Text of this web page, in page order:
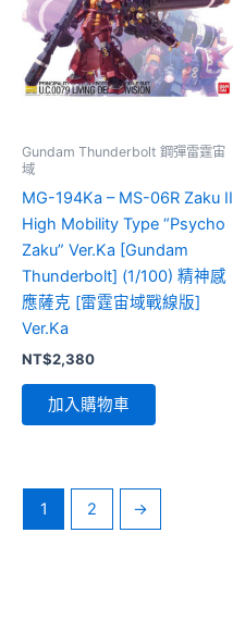
Gundam Thunderbolt 鋼彈雷霆宙
域
MG-194Ka – MS-06R Zaku II
High Mobility Type “Psycho
Zaku” Ver.Ka [Gundam
Thunderbolt] (1/100) 精神感
應薩克 [雷霆宙域戰線版]
Ver.Ka
NT$2,380
加入購物車
1 2 →